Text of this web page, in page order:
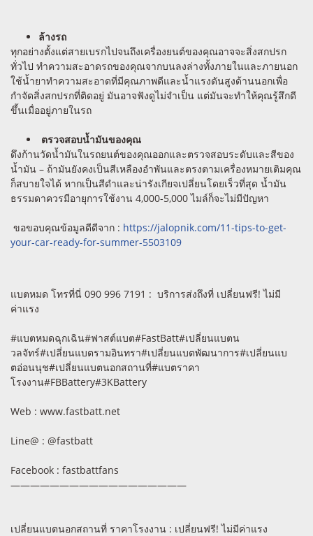
ล้างรถ
ทุกอย่างตั้งแต่สายเบรกไปจนถึงเครื่องยนต์ของคุณอาจจะสิ่งสกปรก
ทั่วไป ทำความสะอาดรถของคุณจากบนลงล่างทั้งภายในและภายนอก
ใช้น้ำยาทำความสะอาดที่มีคุณภาพดีและน้ำแรงดันสูงด้านนอกเพื่อ
กำจัดสิ่งสกปรกที่ติดอยู่ มันอาจฟังดูไม่จำเป็น แต่มันจะทำให้คุณรู้สึกดี
ขึ้นเมื่ออยู่ภายในรถ
ตรวจสอบน้ำมันของคุณ
ดึงก้านวัดน้ำมันในรถยนต์ของคุณออกและตรวจสอบระดับและสีของ
น้ำมัน – ถ้ามันยังคงเป็นสีเหลืองอำพันและตรงตามเครื่องหมายเติมคุณ
ก็สบายใจได้ หากเป็นสีดำและน่ารังเกียจเปลี่ยนโดยเร็วที่สุด น้ำมัน
ธรรมดาควรมีอายุการใช้งาน 4,000-5,000 ไมล์ก็จะไม่มีปัญหา
ขอขอบคุณข้อมูลดีดีจาก : https://jalopnik.com/11-tips-to-get-
your-car-ready-for-summer-5503109
แบตหมด โทรที่นี่ 090 996 7191 : บริการส่งถึงที่ เปลี่ยนฟรี! ไม่มี
ค่าแรง
#แบตหมดฉุกเฉิน#ฟาสต์แบต#FastBatt#เปลี่ยนแบตน
วลจัทร์#เปลี่ยนแบตรามอินทรา#เปลี่ยนแบตพัฒนาการ#เปลี่ยนแบ
ตอ่อนนุช#เปลี่ยนแบตนอกสถานที่#แบตราคา
โรงงาน#FBBattery#3KBattery
Web : www.fastbatt.net
Line@ : @fastbatt
Facebook : fastbattfans
——————————————————
เปลี่ยนแบตนอกสถานที่ ราคาโรงงาน : เปลี่ยนฟรี! ไม่มีค่าแรง